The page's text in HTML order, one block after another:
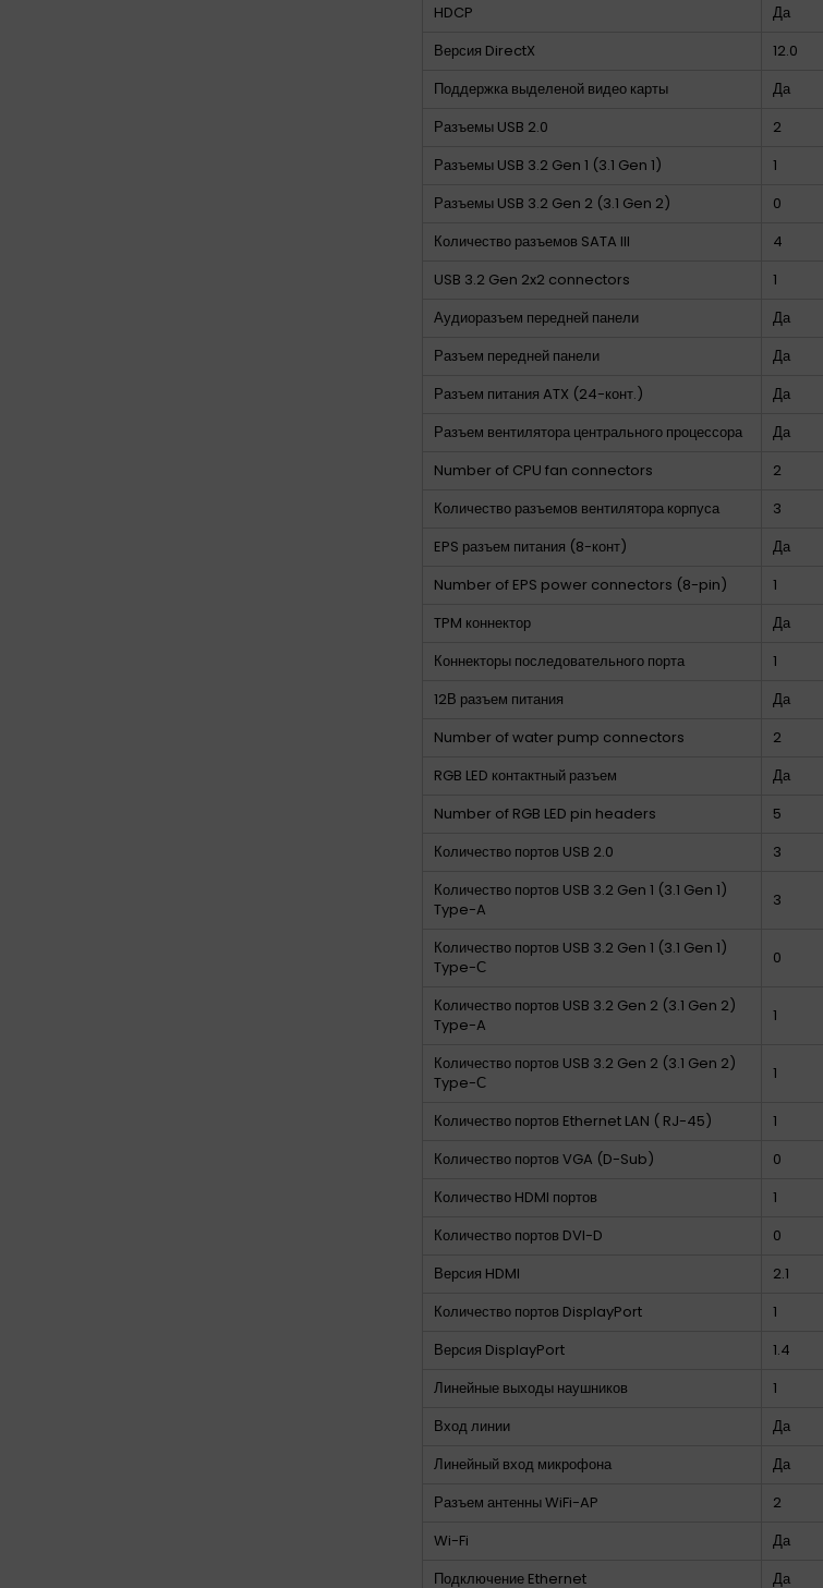
HDCP
Да
Версия DirectX
12.0
Поддержка выделеной видео карты
Да
Разъемы USB 2.0
2
Разъемы USB 3.2 Gen 1 (3.1 Gen 1)
1
Разъемы USB 3.2 Gen 2 (3.1 Gen 2)
0
Количество разъемов SATA III
4
USB 3.2 Gen 2x2 connectors
1
Аудиоразъем передней панели
Да
Разъем передней панели
Да
Разъем питания ATX (24-конт.)
Да
Разъем вентилятора центрального процессора
Да
Number of CPU fan connectors
2
Количество разъемов вентилятора корпуса
3
EPS разъем питания (8-конт)
Да
Number of EPS power connectors (8-pin)
1
TPM коннектор
Да
Коннекторы последовательного порта
1
12В разъем питания
Да
Number of water pump connectors
2
RGB LED контактный разъем
Да
Number of RGB LED pin headers
5
Количество портов USB 2.0
3
Количество портов USB 3.2 Gen 1 (3.1 Gen 1)
Type-A
3
Количество портов USB 3.2 Gen 1 (3.1 Gen 1)
Type-С
0
Количество портов USB 3.2 Gen 2 (3.1 Gen 2)
Type-A
1
Количество портов USB 3.2 Gen 2 (3.1 Gen 2)
Type-С
1
Количество портов Ethernet LAN ( RJ-45)
1
Количество портов VGA (D-Sub)
0
Количество HDMI портов
1
Количество портов DVI-D
0
Версия HDMI
2.1
Количество портов DisplayPort
1
Версия DisplayPort
1.4
Линейные выходы наушников
1
Вход линии
Да
Линейный вход микрофона
Да
Разъем антенны WiFi-AP
2
Wi-Fi
Да
Подключение Ethernet
Да